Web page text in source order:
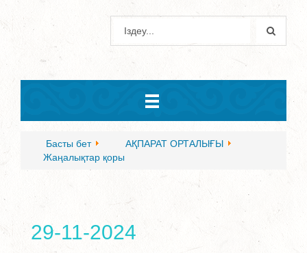
Басты бет
АҚПАРАТ ОРТАЛЫҒЫ
Жаңалықтар қоры
29-11-2024